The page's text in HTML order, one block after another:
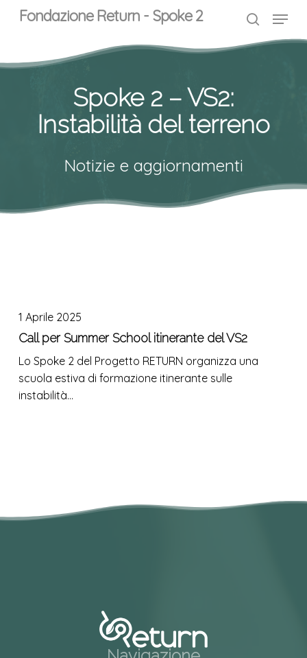
Fondazione Return - Spoke 2 Menu
Spoke 2 – VS2:
Instabilità del terreno
Notizie e aggiornamenti
Summer
School
itinerante
VS2
1 Aprile 2025
Call per Summer School itinerante del VS2
Lo Spoke 2 del Progetto RETURN organizza una
scuola estiva di formazione itinerante sulle
instabilità…